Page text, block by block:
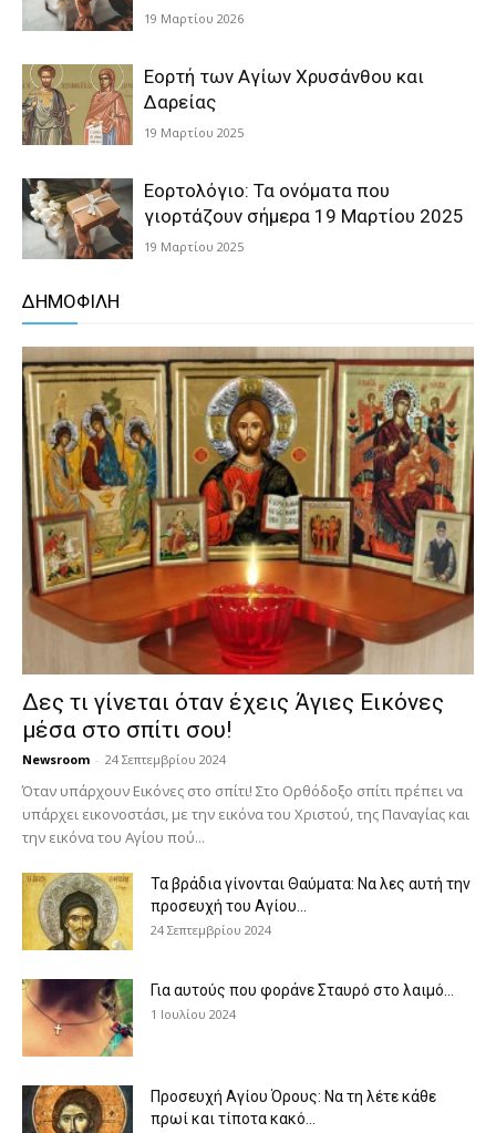
19 Μαρτίου 2026
Εορτή των Αγίων Χρυσάνθου και
Δαρείας
19 Μαρτίου 2025
Εορτολόγιο: Τα ονόματα που
γιορτάζουν σήμερα 19 Μαρτίου 2025
19 Μαρτίου 2025
ΔΗΜΟΦΙΛΗ
Δες τι γίνεται όταν έχεις Άγιες Εικόνες
μέσα στο σπίτι σου!
Newsroom - 24 Σεπτεμβρίου 2024
Όταν υπάρχουν Εικόνες στο σπίτι! Στο Ορθόδοξο σπίτι πρέπει να
υπάρχει εικονοστάσι, με την εικόνα του Χριστού, της Παν­αγίας και
την εικόνα του Αγίου πού...
Τα βράδια γίνονται Θαύματα: Να λες αυτή την
προσευχή του Αγίου...
24 Σεπτεμβρίου 2024
Για αυτούς που φοράνε Σταυρό στο λαιμό…
1 Ιουλίου 2024
Προσευχή Αγίου Όρους: Να τη λέτε κάθε
πρωί και τίποτα κακό...